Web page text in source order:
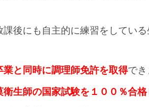
後にも自主的に練習をしている
業と同時に調理師免許を取得でき
衛生師の国家試験を１００％合格